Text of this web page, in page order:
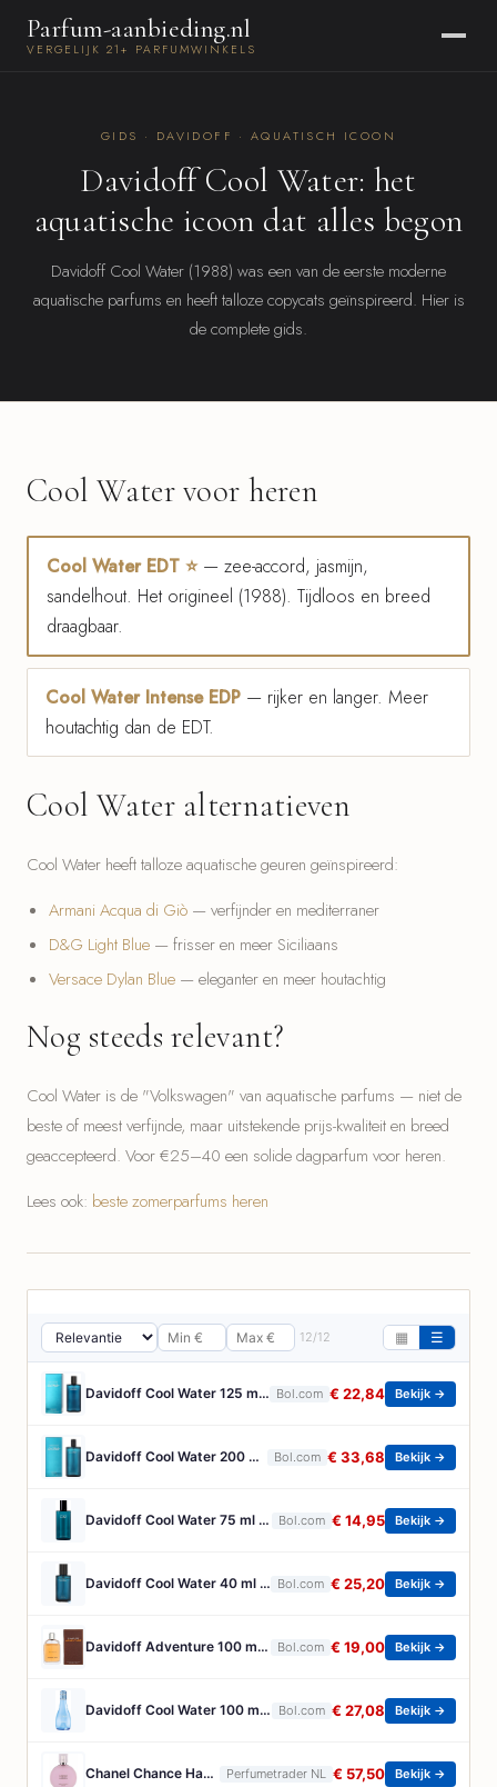
Parfum-aanbieding.nl
VERGELIJK 21+ PARFUMWINKELS
GIDS · DAVIDOFF · AQUATISCH ICOON
Davidoff Cool Water: het
aquatische icoon dat alles begon
Davidoff Cool Water (1988) was een van de eerste moderne
aquatische parfums en heeft talloze copycats geïnspireerd. Hier is
de complete gids.
Cool Water voor heren
Cool Water EDT ⭐— zee-accord, jasmijn,
sandelhout. Het origineel (1988). Tijdloos en breed
draagbaar.
Cool Water Intense EDP — rijker en langer. Meer
houtachtig dan de EDT.
Cool Water alternatieven
Cool Water heeft talloze aquatische geuren geïnspireerd:
Armani Acqua di Giò — verfijnder en mediterraner
D&G Light Blue — frisser en meer Siciliaans
Versace Dylan Blue — eleganter en meer houtachtig
Nog steeds relevant?
Cool Water is de "Volkswagen" van aquatische parfums — niet de
beste of meest verfijnde, maar uitstekende prijs-kwaliteit en breed
geaccepteerd. Voor €25–40 een solide dagparfum voor heren.
Lees ook: beste zomerparfums heren
12/12 ▦ ☰
Davidoff Cool Water 125 ml - Eau de Toilette - Herenparfum Bol.com € 22,84 Bekijk →
Davidoff Cool Water 200 ml - Eau de Toilette - Herenparfum Bol.com € 33,68 Bekijk →
Davidoff Cool Water 75 ml - Eau de Toilette - Herenparfum Bol.com € 14,95 Bekijk →
Davidoff Cool Water 40 ml - Eau de Toilette - Herenparfum Bol.com € 25,20 Bekijk →
Davidoff Adventure 100 ml Eau de Toilette - Herenparfum Bol.com € 19,00 Bekijk →
Davidoff Cool Water 100 ml Eau de Toilette - Damesparfum Bol.com € 27,08 Bekijk →
Chanel Chance Haarparfum 35 ml Perfumetrader NL € 57,50 Bekijk →